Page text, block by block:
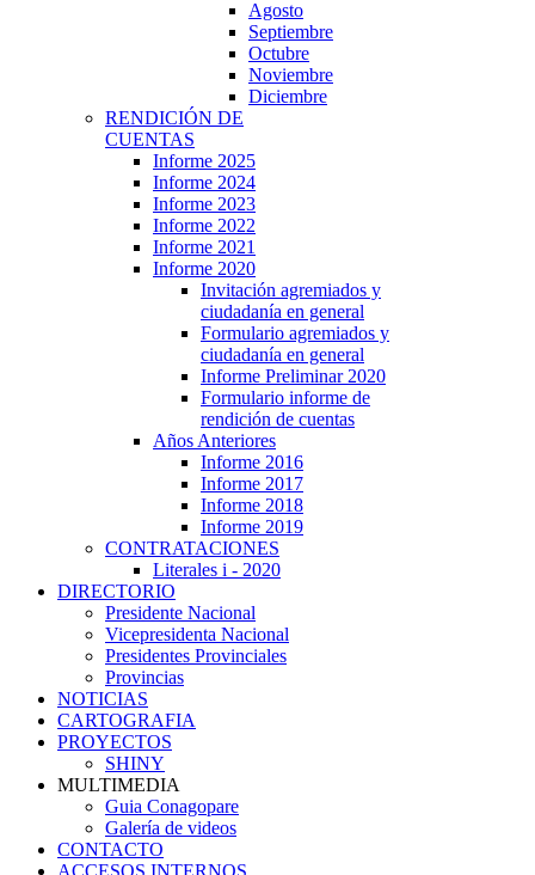
Agosto
Septiembre
Octubre
Noviembre
Diciembre
RENDICIÓN DE
CUENTAS
Informe 2025
Informe 2024
Informe 2023
Informe 2022
Informe 2021
Informe 2020
Invitación agremiados y
ciudadanía en general
Formulario agremiados y
ciudadanía en general
Informe Preliminar 2020
Formulario informe de
rendición de cuentas
Años Anteriores
Informe 2016
Informe 2017
Informe 2018
Informe 2019
CONTRATACIONES
Literales i - 2020
DIRECTORIO
Presidente Nacional
Vicepresidenta Nacional
Presidentes Provinciales
Provincias
NOTICIAS
CARTOGRAFIA
PROYECTOS
SHINY
MULTIMEDIA
Guia Conagopare
Galería de videos
CONTACTO
ACCESOS INTERNOS